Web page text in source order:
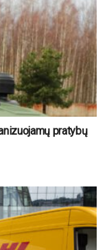
pratybų